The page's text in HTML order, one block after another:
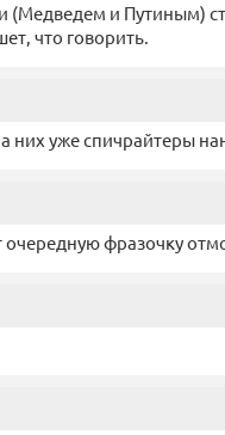
(Медведем и Путиным)
что говорить.
них уже спичрайтеры
фразочку